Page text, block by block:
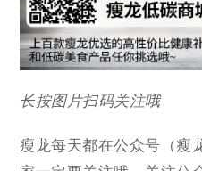
长按图片扫码关注哦
瘦龙每天都在公众号（瘦